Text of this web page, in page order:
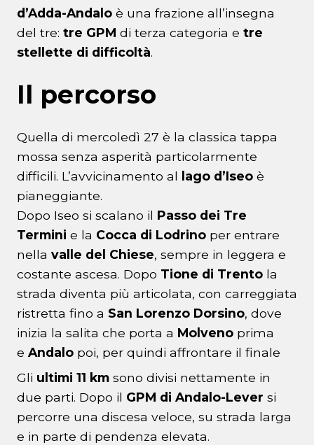
d’Adda-Andalo è una frazione all’insegna
del tre: tre GPM di terza categoria e tre
stellette di difficoltà.
Il percorso
Quella di mercoledì 27 è la classica tappa
mossa senza asperità particolarmente
difficili. L’avvicinamento al
lago d’Iseo è
pianeggiante.
Dopo Iseo si scalano il Passo dei Tre
Termini e la Cocca di Lodrino per entrare
nella valle del Chiese, sempre in leggera e
costante ascesa. Dopo Tione di Trento la
strada diventa più articolata, con carreggiata
ristretta fino a San Lorenzo Dorsino, dove
inizia la salita che porta a Molveno prima
e Andalo poi, per quindi affrontare il finale
Gli ultimi 11 km sono divisi nettamente in
due parti. Dopo il GPM di Andalo-Lever si
percorre una discesa veloce, su strada larga
e in parte di pendenza elevata.